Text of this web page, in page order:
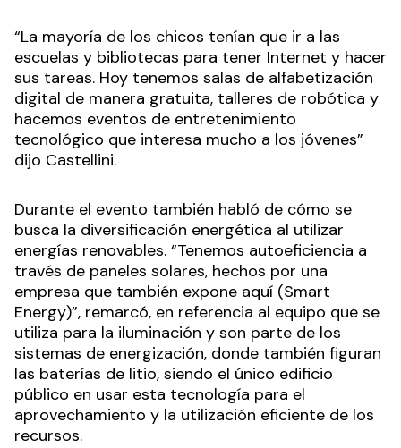
“La mayoría de los chicos tenían que ir a las
escuelas y bibliotecas para tener Internet y hacer
sus tareas. Hoy tenemos salas de alfabetización
digital de manera gratuita, talleres de robótica y
hacemos eventos de entretenimiento
tecnológico que interesa mucho a los jóvenes”
dijo Castellini.
Durante el evento también habló de cómo se
busca la diversificación energética al utilizar
energías renovables. “Tenemos autoeficiencia a
través de paneles solares, hechos por una
empresa que también expone aquí (Smart
Energy)”, remarcó, en referencia al equipo que se
utiliza para la iluminación y son parte de los
sistemas de energización, donde también figuran
las baterías de litio, siendo el único edificio
público en usar esta tecnología para el
aprovechamiento y la utilización eficiente de los
recursos.